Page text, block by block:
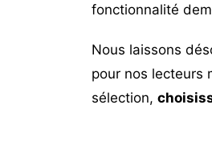
fonctionnalité
Nous laissons
pour nos lecteurs
sélection,